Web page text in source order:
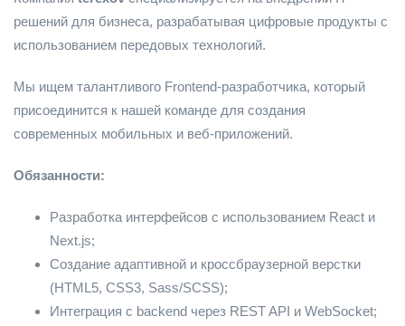
решений для бизнеса, разрабатывая цифровые продукты с
использованием передовых технологий.
Мы ищем талантливого Frontend-разработчика, который
присоединится к нашей команде для создания
современных мобильных и веб-приложений.
Обязанности:
Разработка интерфейсов с использованием React и
Next.js;
Создание адаптивной и кроссбраузерной верстки
(HTML5, CSS3, Sass/SCSS);
Интеграция с backend через REST API и WebSocket;